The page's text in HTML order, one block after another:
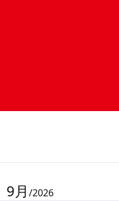
9月 /2026